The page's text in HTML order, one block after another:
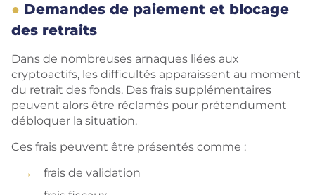
Demandes de paiement et blocage
des retraits
Dans de nombreuses arnaques liées aux
cryptoactifs, les difficultés apparaissent au moment
du retrait des fonds. Des frais supplémentaires
peuvent alors être réclamés pour prétendument
débloquer la situation.
Ces frais peuvent être présentés comme :
frais de validation